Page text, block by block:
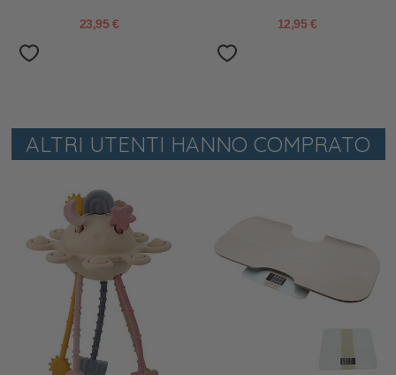
23,95 € 12,95 €
ALTRI UTENTI HANNO COMPRATO